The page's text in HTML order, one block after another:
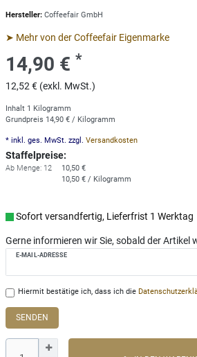
Hersteller: Coffeefair GmbH
➤ Mehr von der Coffeefair Eigenmarke
14,90 € *
12,52 € (exkl. MwSt.)
Inhalt 1
Kilogramm
Grundpreis 14,90 € / Kilogramm
* inkl. ges. MwSt. zzgl. Versandkosten
Staffelpreise:
Ab Menge: 12
10,50 €
10,50 € / Kilogramm
Sofort versandfertig, Lieferfrist 1 Werktag
Gerne informieren wir Sie, sobald der Artikel
E-MAIL-ADRESSE
Hiermit bestätige ich, dass ich die
SENDEN